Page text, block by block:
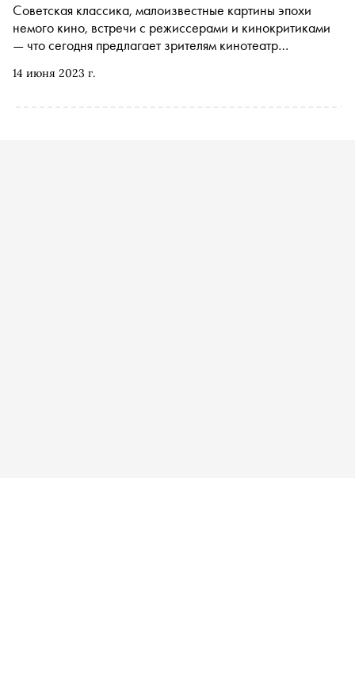
14 июня 2023 г.
Советская классика, малоизвестные картины эпохи
немого кино, встречи с режиссерами и кинокритиками
— что сегодня предлагает зрителям кинотеатр